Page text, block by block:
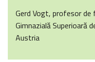
Gerd Vogt, profesor de
Gimnazială Superioară
Austria